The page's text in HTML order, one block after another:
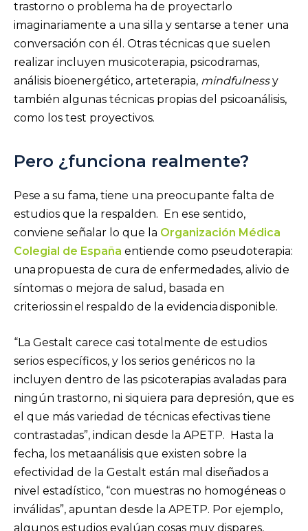
trastorno o problema ha de proyectarlo
imaginariamente a una silla y sentarse a tener una
conversación con él. Otras técnicas que suelen
realizar incluyen musicoterapia, psicodramas,
análisis bioenergético, arteterapia, mindfulnessy
también algunas técnicas propias del psicoanálisis,
como los test proyectivos.
Pero ¿funciona realmente?
Pese a su fama, tiene una preocupante falta de
estudios que la respalden. En ese sentido,
conviene señalar lo que la Organización Médica
Colegial de España entiende como pseudoterapia:
una propuesta de cura de enfermedades, alivio de
síntomas o mejora de salud, basada en
criterios sin el respaldo de la evidencia disponible.
“La Gestalt carece casi totalmente de estudios
serios específicos, y los serios genéricos no la
incluyen dentro de las psicoterapias avaladas para
ningún trastorno, ni siquiera para depresión, que es
el que más variedad de técnicas efectivas tiene
contrastadas”, indican desde la APETP. Hasta la
fecha, los metaanálisis que existen sobre la
efectividad de la Gestalt están mal diseñados a
nivel estadístico, “con muestras no homogéneas o
inválidas”, apuntan desde la APETP. Por ejemplo,
algunos estudios evalúan cosas muy dispares,